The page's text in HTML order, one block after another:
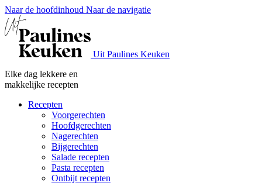
Naar de hoofdinhoud Naar de navigatie
Uit Paulines Keuken
Elke dag lekkere en
makkelijke recepten
Recepten
Voorgerechten
Hoofdgerechten
Nagerechten
Bijgerechten
Salade recepten
Pasta recepten
Ontbijt recepten